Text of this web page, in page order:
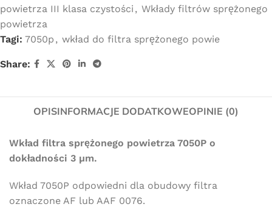
powietrza III klasa czystości , Wkłady filtrów sprężonego
powietrza
Tagi: 7050p , wkład do filtra sprężonego powie
Share:
OPISINFORMACJE DODATKOWEOPINIE (0)
Wkład filtra sprężonego powietrza 7050P o
dokładności 3 µm.
Wkład 7050P odpowiedni dla obudowy filtra
oznaczone AF lub AAF 0076.